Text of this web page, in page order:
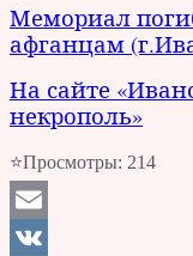
Мемориал
афганцам
На сайте
некрополь»
⭐Просмотры: 214
Email